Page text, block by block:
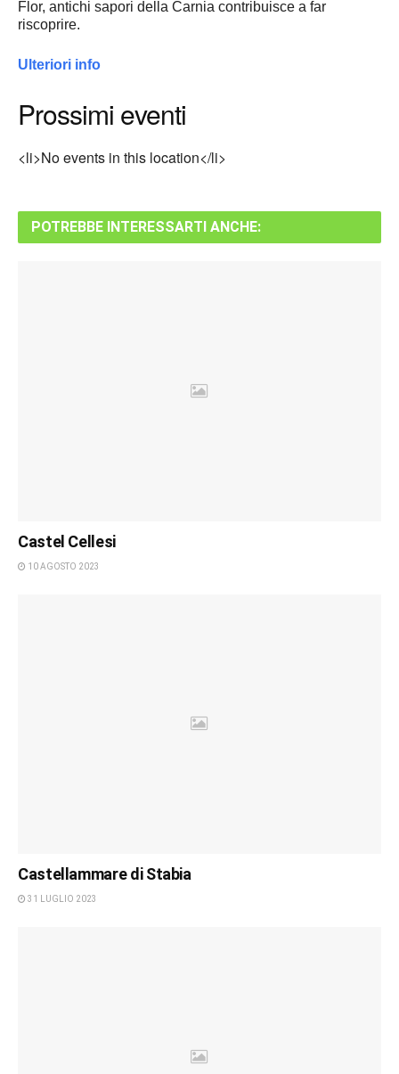
Flor, antichi sapori della Carnia contribuisce a far
riscoprire.
Ulteriori info
Prossimi eventi
<li>No events in this location</li>
POTREBBE INTERESSARTI ANCHE:
Castel Cellesi
10 AGOSTO 2023
Castellammare di Stabia
31 LUGLIO 2023